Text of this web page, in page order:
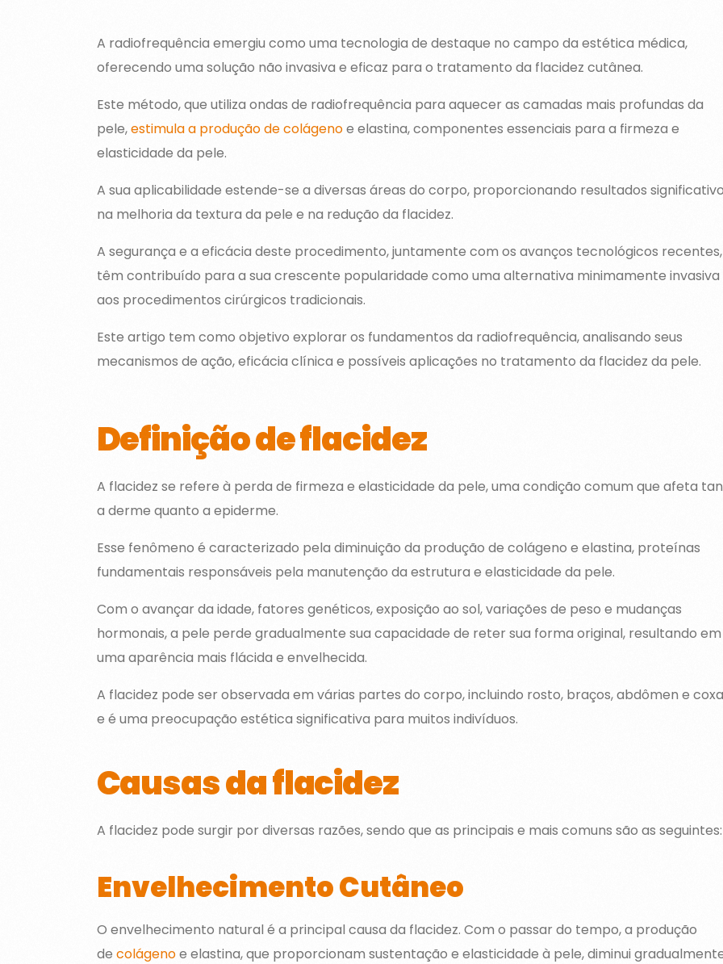
A radiofrequência emergiu como uma tecnologia de destaque no campo da estética médica,
oferecendo uma solução não invasiva e eficaz para o tratamento da flacidez cutânea.
Este método, que utiliza ondas de radiofrequência para aquecer as camadas mais profundas da
pele,estimula a produção de colágenoe elastina, componentes essenciais para a firmeza e
elasticidade da pele.
A sua aplicabilidade estende-se a diversas áreas do corpo, proporcionando resultados
na melhoria da textura da pele e na redução da flacidez.
A segurança e a eficácia deste procedimento, juntamente com os avanços tecnológicos recentes,
têm contribuído para a sua crescente popularidade como uma alternativa minimamente invasiva
aos procedimentos cirúrgicos tradicionais.
Este artigo tem como objetivo explorar os fundamentos da radiofrequência, analisando seus
mecanismos de ação, eficácia clínica e possíveis aplicações no tratamento da flacidez da pele.
Definição de flacidez
A flacidez se refere à perda de firmeza e elasticidade da pele, uma condição comum que afeta
a derme quanto a epiderme.
Esse fenômeno é caracterizado pela diminuição da produção de colágeno e elastina, proteínas
fundamentais responsáveis pela manutenção da estrutura e elasticidade da pele.
Com o avançar da idade, fatores genéticos, exposição ao sol, variações de peso e mudanças
hormonais, a pele perde gradualmente sua capacidade de reter sua forma original, resultando em
uma aparência mais flácida e envelhecida.
A flacidez pode ser observada em várias partes do corpo, incluindo rosto, braços, abdômen e
e é uma preocupação estética significativa para muitos indivíduos.
Causas da flacidez
A flacidez pode surgir por diversas razões, sendo que as principais e mais comuns são as seguintes:
Envelhecimento Cutâneo
O envelhecimento natural é a principal causa da flacidez. Com o passar do tempo, a produção
de colágenoe elastina, que proporcionam sustentação e elasticidade à pele, diminui